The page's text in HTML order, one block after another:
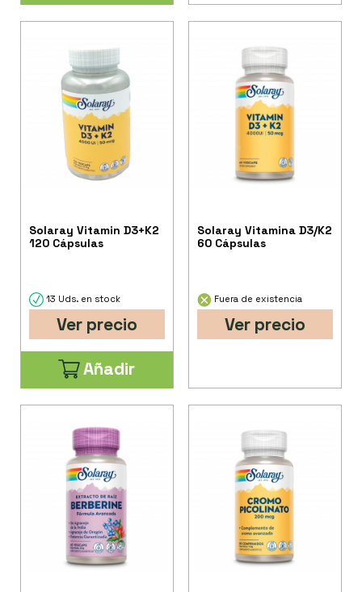
Solaray Vitamin D3+K2
120 Cápsulas
13 Uds. en stock
Ver precio
Añadir
Solaray Vitamina D3/K2
60 Cápsulas
Fuera de existencia
Ver precio